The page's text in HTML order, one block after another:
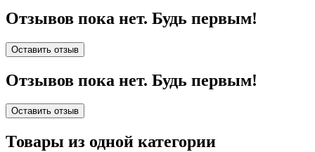
Отзывов пока нет. Будь первым!
Оставить отзыв
Отзывов пока нет. Будь первым!
Оставить отзыв
Товары из одной категории